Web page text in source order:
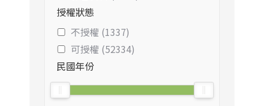
授權狀態
不授權 (1337)
可授權 (52334)
民國年份